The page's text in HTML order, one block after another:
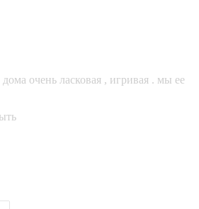
дома очень ласковая , игривая . мы ее